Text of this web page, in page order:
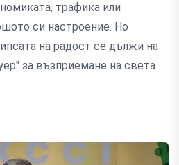
трафика или
си настроение. Но
на радост се дължи на
за възприемане на света.